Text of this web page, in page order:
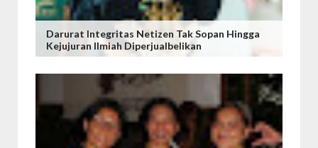
Darurat Integritas Netizen Tak Sopan Hingga
Kejujuran Ilmiah Diperjualbelikan